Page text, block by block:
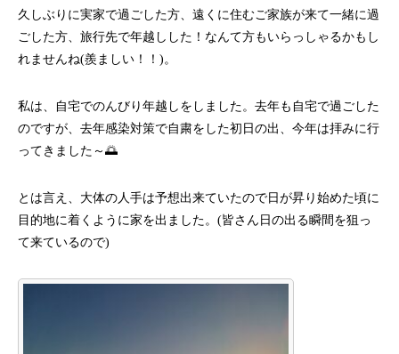
久しぶりに実家で過ごした方、遠くに住むご家族が来て一緒に過
ごした方、旅行先で年越しした！なんて方もいらっしゃるかもし
れませんね(羨ましい！！)。
私は、自宅でのんびり年越しをしました。去年も自宅で過ごした
のですが、去年感染対策で自粛をした初日の出、今年は拝みに行
ってきました～🌅
とは言え、大体の人手は予想出来ていたので日が昇り始めた頃に
目的地に着くように家を出ました。(皆さん日の出る瞬間を狙っ
て来ているので)